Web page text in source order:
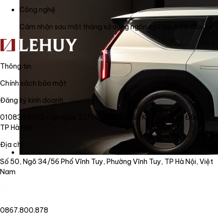
Công nghệ
Cảm nhận sau một tháng sử dụng ngôn ngữ lập trình Clojure
Thông tin
Chính sách bảo mật
Đăng ký kinh doanh
0108340562 cấp ngày 27/06/2018 bởi Sở Kế Hoạch và Đầu Tư
TP Hà Nội
Địa chỉ
Số 50, Ngõ 34/56 Phố Vĩnh Tuy, Phường Vĩnh Tuy, TP Hà Nội, Việt
Nam
0867.800.878